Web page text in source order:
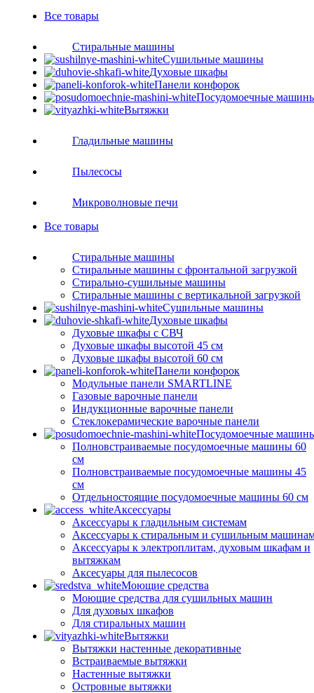
Все товары
Стиральные машины
Сушильные машины
Духовые шкафы
Панели конфорок
Посудомоечные
Вытяжки
Гладильные машины
Пылесосы
Микроволновые печи
Все товары
Стиральные машины
Стиральные машины с фронтальной загрузкой
Стирально-сушильные машины
Стиральные машины с вертикальной загрузкой
Сушильные машины
Духовые шкафы
Духовые шкафы с СВЧ
Духовые шкафы высотой 45 см
Духовые шкафы высотой 60 см
Панели конфорок
Модульные панели SMARTLINE
Газовые варочные панели
Индукционные варочные панели
Стеклокерамические варочные панели
Посудомоечные
Полновстраиваемые посудомоечные машины 60
см
Полновстраиваемые посудомоечные машины 45
см
Отдельностоящие посудомоечные машины 60 см
Аксессуары
Аксессуары к гладильным системам
Аксессуары к стиральным и сушильным
Аксессуары к электроплитам, духовым шкафам и
вытяжкам
Аксесуары для пылесосов
Моющие средства
Моющие средства для сушильных машин
Для духовых шкафов
Для стиральных машин
Вытяжки
Вытяжки настенные декоративные
Встраиваемые вытяжки
Настенные вытяжки
Островные вытяжки